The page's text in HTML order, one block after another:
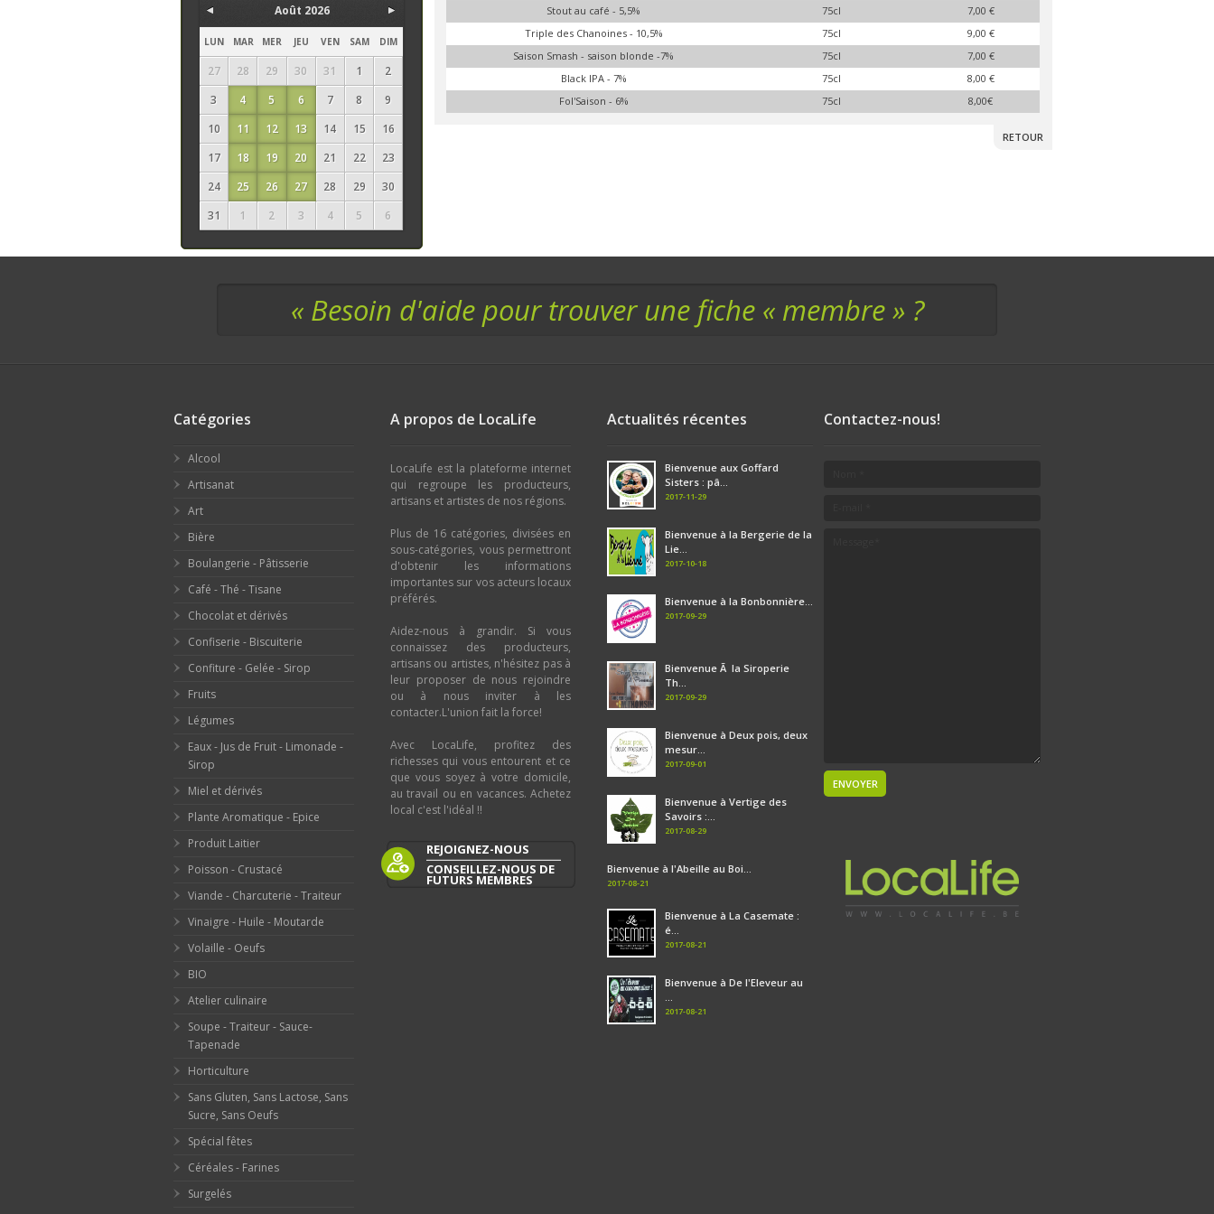
Août 2026
LUN MAR MER JEU VEN SAM DIM
27 28 29 30 31 1
2
3
4 5 6 7 8
9
10
11 12 13 14 15
16
17
18 19 20 21 22
23
24
25 26 27 28 29
30
31
1 2 3 4 5 6
Stout au café - 5,5%
75cl
7,00 €
Triple des Chanoines - 10,5%
75cl
9,00 €
Saison Smash - saison blonde -7%
75cl
7,00 €
Black IPA - 7%
75cl
8,00 €
Fol'Saison - 6%
75cl 8,00€
RETOUR
« Besoin d'aide pour trouver une fiche « membre » ?
Catégories
Alcool
Artisanat
Art
Bière
Boulangerie - Pâtisserie
Café - Thé - Tisane
Chocolat et dérivés
Confiserie - Biscuiterie
Confiture - Gelée - Sirop
Fruits
Légumes
Eaux - Jus de Fruit - Limonade -
Sirop
Miel et dérivés
Plante Aromatique - Epice
Produit Laitier
Poisson - Crustacé
Viande - Charcuterie - Traiteur
Vinaigre - Huile - Moutarde
Volaille - Oeufs
BIO
Atelier culinaire
Soupe - Traiteur - Sauce-
Tapenade
Horticulture
Sans Gluten, Sans Lactose, Sans
Sucre, Sans Oeufs
Spécial fêtes
Céréales - Farines
Surgelés
A propos de LocaLife
LocaLife est la plateforme internet
qui regroupe les producteurs,
artisans et artistes de nos régions.
Plus de 16 catégories, divisées en
sous-catégories, vous permettront
d'obtenir les informations
importantes sur vos acteurs locaux
préférés.
Aidez-nous à grandir. Si vous
connaissez des producteurs,
artisans ou artistes, n'hésitez pas à
leur proposer de nous rejoindre
ou à nous inviter à les
contacter.L'union fait la force!
Avec LocaLife, profitez des
richesses qui vous entourent et ce
que vous soyez à votre domicile,
au travail ou en vacances. Achetez
local c'est l'idéal !!
REJOIGNEZ-NOUS
CONSEILLEZ-NOUS DE
FUTURS MEMBRES
Actualités récentes
Bienvenue aux Goffard
Sisters : pâ...
2017-11-29
Bienvenue à la Bergerie de la
Lie...
2017-10-18
Bienvenue à la Bonbonnière...
2017-09-29
Bienvenue Ã la Siroperie
Th...
2017-09-29
Bienvenue à Deux pois, deux
mesur...
2017-09-01
Bienvenue à Vertige des
Savoirs :...
2017-08-29
Bienvenue à l'Abeille au Boi...
2017-08-21
Bienvenue à La Casemate :
é...
2017-08-21
Bienvenue à De l'Eleveur au
...
2017-08-21
Contactez-nous!